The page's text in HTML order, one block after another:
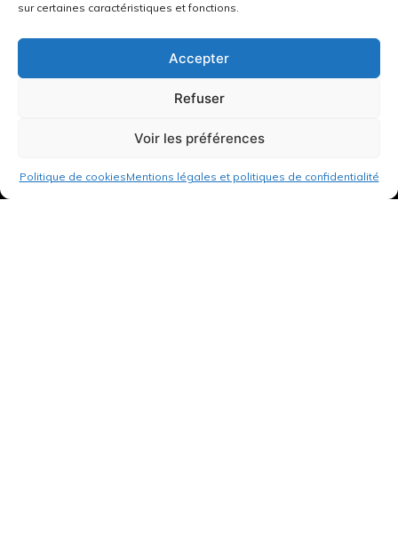
sur certaines caractéristiques et fonctions.
Accepter
Refuser
Voir les préférences
Politique de cookiesMentions légales et politiques de confidentialité